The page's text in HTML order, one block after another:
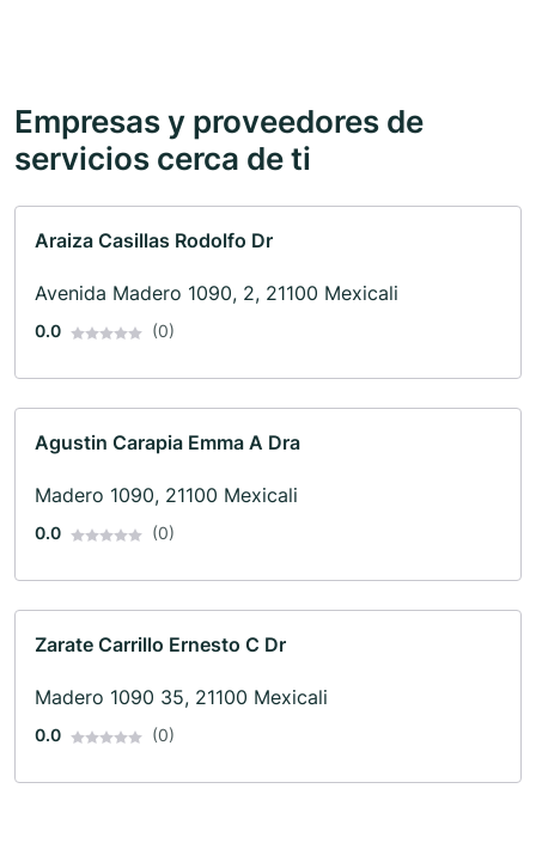
Empresas y proveedores de
servicios cerca de ti
Araiza Casillas Rodolfo Dr
Avenida Madero 1090, 2, 21100 Mexicali
0.0 (0)
Agustin Carapia Emma A Dra
Madero 1090, 21100 Mexicali
0.0 (0)
Zarate Carrillo Ernesto C Dr
Madero 1090 35, 21100 Mexicali
0.0 (0)